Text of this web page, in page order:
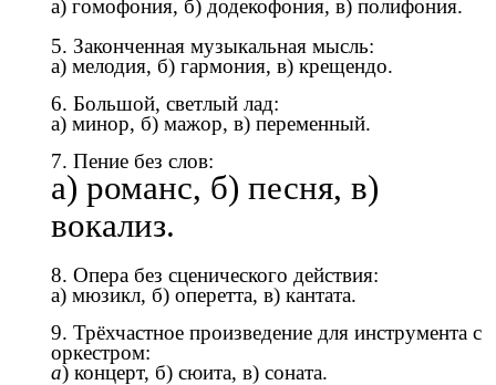
а) гомофония, б) додекофония, в) полифония.
5. Законченная музыкальная мысль:
а) мелодия, б) гармония, в) крещендо.
6. Большой, светлый лад:
а) минор, б) мажор, в) переменный.
7. Пение без слов:
а) романс, б) песня, в)
вокализ.
8. Опера без сценического действия:
а) мюзикл, б) оперетта, в) кантата.
9. Трёхчастное произведение для инструмента с
оркестром:
а) концерт, б) сюита, в) соната.